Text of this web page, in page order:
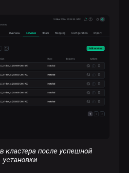
кластера после успешной
установки